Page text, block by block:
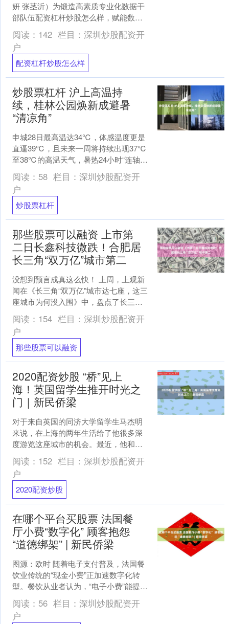
妍 张茎沂）为锻造高素质专业化数据干
部队伍配资杠杆炒股怎么样，赋能数字
长沙高质量发展，7月29日下午，2026年
长沙市数....
阅读： 142 栏目： 深圳炒股配资开
户
配资杠杆炒股怎么样
炒股票杠杆 沪上高温持
续，桂林公园焕新成避暑
“清凉角”
申城28日最高温达34℃，体感温度更是
直逼39℃，且未来一周将持续出现37℃
至38℃的高温天气，暑热24小时“连轴
转”。阔别一年的桂林公园于7月24日重新
敞开学....
阅读： 58 栏目： 深圳炒股配资开
户
炒股票杠杆
那些股票可以融资 上市第
二日长鑫科技微跌！合肥居
长三角“双万亿”城市第二
没想到预言成真这么快！ 上周，上观新
闻在《长三角“双万亿”城市达七座，这三
座城市为何没入围》中，盘点了长三角
的“双万亿”城市，彼时合肥上市企业市值
仅位于长三角第....
阅读： 154 栏目： 深圳炒股配资开
户
那些股票可以融资
2020配资炒股 “桥”见上
海！英国留学生推开时光之
门｜新民侨梁
对于来自英国的同济大学留学生马杰明
来说，在上海的两年生活给了他很多深
度游览这座城市的机会。最近，他和朋
友小臧一起踏上了苏州河桥梁之旅，顺
着流动的河水，推开了一扇....
阅读： 152 栏目： 深圳炒股配资开
户
2020配资炒股
在哪个平台买股票 法国餐
厅小费“数字化” 顾客抱怨
“道德绑架” | 新民侨梁
图源：欧时 随着电子支付普及，法国餐
饮业传统的“现金小费”正加速数字化转
型。餐饮从业者认为，“电子小费”能提高
员工收入，而众多消费者对此表示不
满，甚至直言遭遇“....
阅读： 56 栏目： 深圳炒股配资开
户